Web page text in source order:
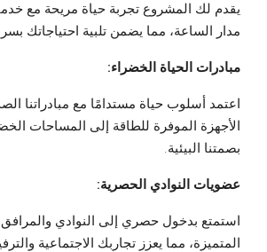
يقدم لك المشروع تجربة حياة مريحة مع
مدار الساعة، مما يضمن تلبية احتياجاتك
مبادرات الحياة الخضراء:
اعتمد أسلوب حياة مستدامًا مع مبادراتنا
الأجهزة الموفرة للطاقة إلى المساحات
بصمتنا البيئية.
عضويات النوادي الحصرية:
استمتع بدخول حصري إلى النوادي والمرافق
المتميزة، مما يعزز تجاربك الاجتماعية